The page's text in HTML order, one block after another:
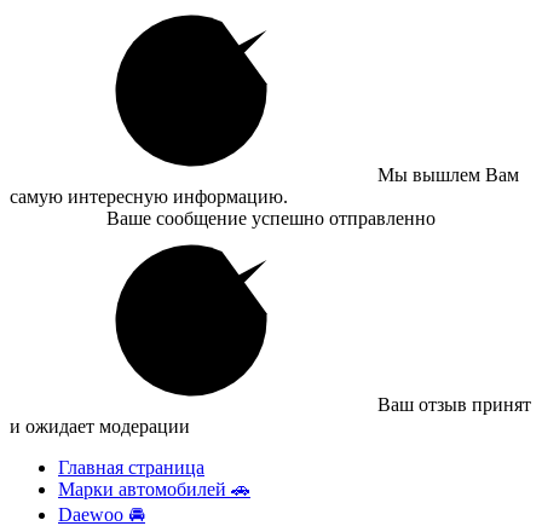
Мы вышлем Вам
самую интересную информацию.
Ваше сообщение успешно отправленно
Ваш отзыв принят
и ожидает модерации
Главная страница
Марки автомобилей 🚗
Daewoo 🚘